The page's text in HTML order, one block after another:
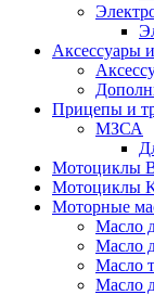
Аксессуары
Прицепы и
МЗСА
Мотоциклы
Мотоциклы
Моторные
Масло
Масло
Масло
Масло